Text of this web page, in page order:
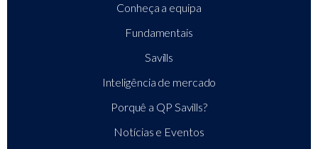
Conheça a equipa
Fundamentais
Savills
Inteligência de mercado
Porquê a QP Savills?
Notícias e Eventos